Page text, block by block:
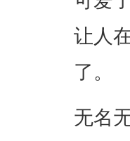
让人
了。
无名